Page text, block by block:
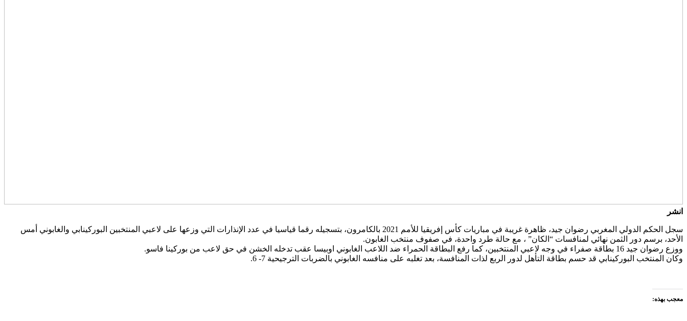
انشر
سجل الحكم الدولي المغربي رضوان جيد، ظاهرة غريبة في مباريات كأس إفريقيا للأمم 2021 بالكامرون، بتسجيله رقما قياسيا في عدد الإنذارات التي وزعها على لاعبي المنتخبين البوركينابي والغابوني أمس
الأحد، برسم دور الثمن نهائي لمنافسات “الكان” ، مع حالة طرد واحدة، في صفوف منتخب الغابون.
ووزع رضوان جيد 16 بطاقة صفراء في وجه لاعبي المنتخبين، كما رفع البطاقة الحمراء ضد اللاعب الغابوني اوبيسا عقب تدخله الخشن في حق لاعب من بوركينا فاسو.
وكان المنتخب البوركينابي قد حسم بطاقة التأهل لدور الربع لذات المنافسة، بعد تغلبه على منافسه الغابوني بالضربات الترجيحية 7- 6.
معجب بهذه: